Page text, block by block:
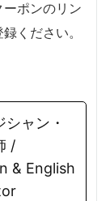
ポンのリン
ください。
シャン・
/
& English